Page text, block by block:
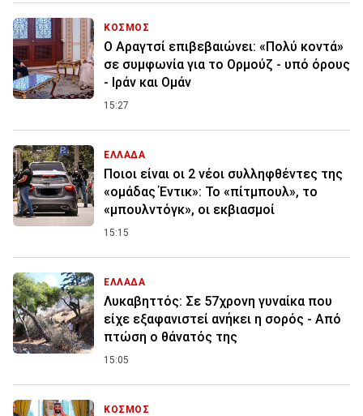
ΚΟΣΜΟΣ
Ο Αραγτσί επιβεβαιώνει: «Πολύ κοντά»
σε συμφωνία για το Ορμούζ - υπό όρους
- Ιράν και Ομάν
15:27
ΕΛΛΑΔΑ
Ποιοι είναι οι 2 νέοι συλληφθέντες της
«ομάδας Έντικ»: Το «πίτμπουλ», το
«μπουλντόγκ», οι εκβιασμοί
15:15
ΕΛΛΑΔΑ
Λυκαβηττός: Σε 57χρονη γυναίκα που
είχε εξαφανιστεί ανήκει η σορός - Από
πτώση ο θάνατός της
15:05
ΚΟΣΜΟΣ